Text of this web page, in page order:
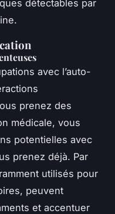
détectables par
avec l’auto-
prenez des
médicale, vous
potentielles avec
prenez déjà. Par
utilisés pour
peuvent
et accentuer